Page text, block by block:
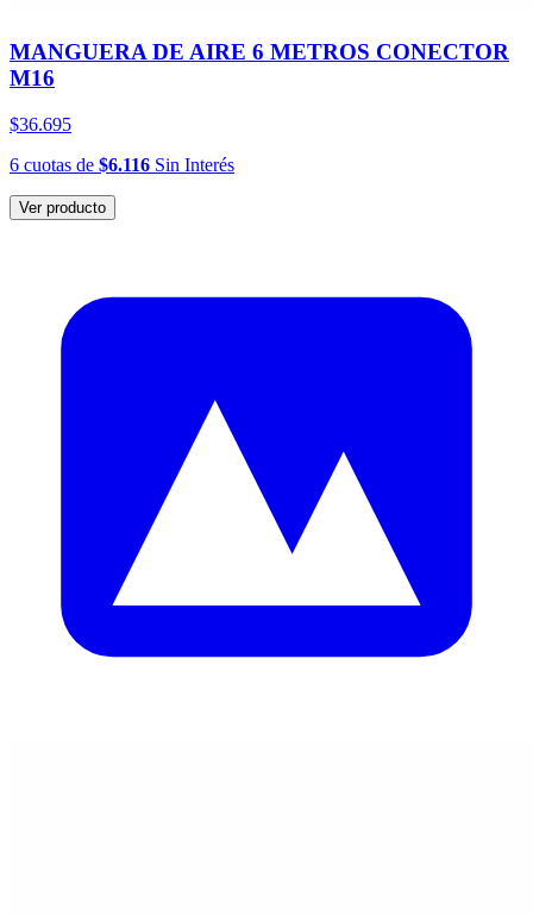
MANGUERA DE AIRE 6 METROS CONECTOR
M16
$36.695
6 cuotas de $6.116 Sin Interés
Ver producto